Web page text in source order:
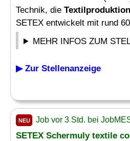
Technik, die Textilproduktion
SETEX entwickelt mit rund
MEHR INFOS ZUM
▶ Zur Stellenanzeige
NEU Job vor 3 Std. bei
SETEX Schermuly textile